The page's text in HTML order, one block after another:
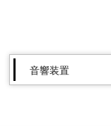
音響装置